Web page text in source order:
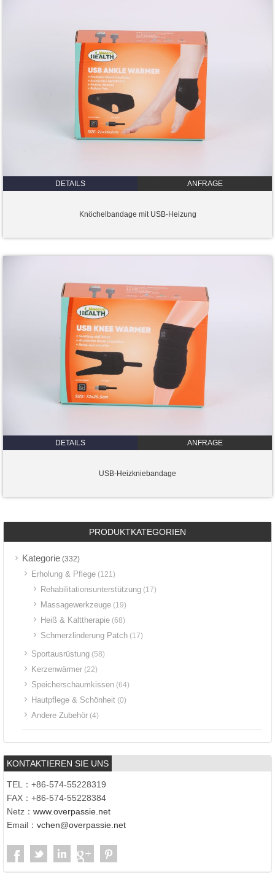
DETAILS ANFRAGE
Knöchelbandage mit USB-Heizung
DETAILS ANFRAGE
USB-Heizkniebandage
PRODUKTKATEGORIEN
Kategorie (332)
Erholung & Pflege (121)
Rehabilitationsunterstützung (17)
Massagewerkzeuge (19)
Heiß & Kalttherapie (68)
Schmerzlinderung Patch (17)
Sportausrüstung (58)
Kerzenwärmer (22)
Speicherschaumkissen (64)
Hautpflege & Schönheit (0)
Andere Zubehör (4)
KONTAKTIEREN SIE UNS
TEL：+86-574-55228319
FAX：+86-574-55228384
Netz： www.overpassie.net
Email： vchen@overpassie.net